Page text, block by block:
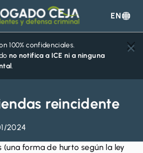
Abogado
Ceja
EN
100% confidenciales.
no notifica a ICE ni a ninguna
.
reincidente
2024
(una forma de hurto según la ley